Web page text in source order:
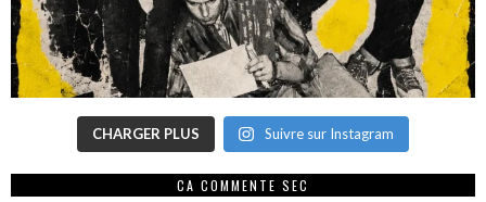
CHARGER PLUS Suivre sur Instagram
CA COMMENTE SEC